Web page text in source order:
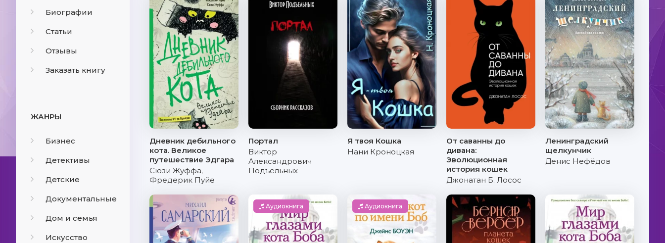
Биографии
Статьи
Отзывы
Заказать книгу
ЖАНРЫ
Бизнес
Детективы
Детские
Документальные
Дом и семья
Искусство
Дневник дебильного
кота. Великое
путешествие Эдгара
Сюзи Жуффа,
Фредерик Пуйе
Портал
Виктор
Александрович
Подъельных
Я твоя Кошка
Нани Кроноцкая
От саванны до
дивана:
Эволюционная
история кошек
Джонатан Б. Лосос
Ленинградский
щелкунчик
Денис Нефёдов
Аудиокнига Аудиокнига